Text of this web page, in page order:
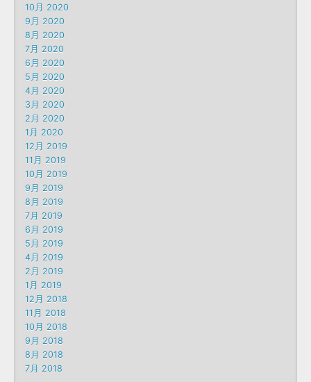
10月 2020
9月 2020
8月 2020
7月 2020
6月 2020
5月 2020
4月 2020
3月 2020
2月 2020
1月 2020
12月 2019
11月 2019
10月 2019
9月 2019
8月 2019
7月 2019
6月 2019
5月 2019
4月 2019
2月 2019
1月 2019
12月 2018
11月 2018
10月 2018
9月 2018
8月 2018
7月 2018